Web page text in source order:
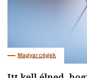
Magyar cégek